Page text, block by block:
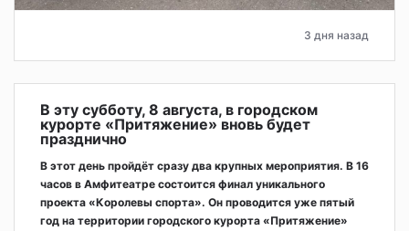
3 дня назад
В эту субботу, 8 августа, в городском
курорте «Притяжение» вновь будет
празднично
В этот день пройдёт сразу два крупных мероприятия. В 16
часов в Амфитеатре состоится финал уникального
проекта «Королевы спорта». Он проводится уже пятый
год на территории городского курорта «Притяжение»